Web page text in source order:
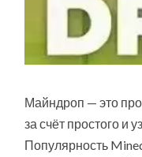
Майндроп — это
за счёт простого и
Популярность